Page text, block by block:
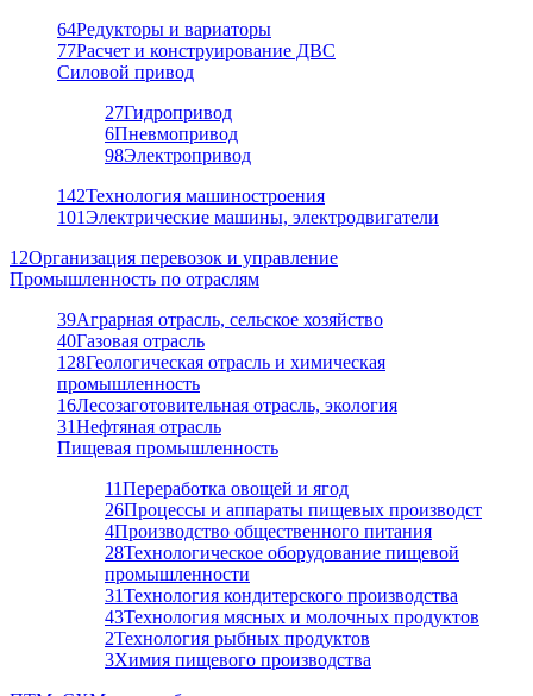
64Редукторы и вариаторы
77Расчет и конструирование ДВС
Силовой привод
27Гидропривод
6Пневмопривод
98Электропривод
142Технология машиностроения
101Электрические машины, электродвигатели
12Организация перевозок и управление
Промышленность по отраслям
39Аграрная отрасль, сельское хозяйство
40Газовая отрасль
128Геологическая отрасль и химическая
промышленность
16Лесозаготовительная отрасль, экология
31Нефтяная отрасль
Пищевая промышленность
11Переработка овощей и ягод
26Процессы и аппараты пищевых производст
4Производство общественного питания
28Технологическое оборудование пищевой
промышленности
31Технология кондитерского производства
43Технология мясных и молочных продуктов
2Технология рыбных продуктов
3Химия пищевого производства